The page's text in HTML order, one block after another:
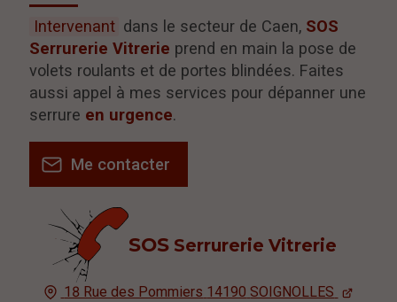
SOSSerrurerie Vitrerie
18 Rue des Pommiers 14190 SOIGNOLLES
Intervenant dans le secteur de Caen, SOS
Serrurerie Vitrerie prend en main la pose de
volets roulants et de portes blindées. Faites
aussi appel à mes services pour dépanner une
serrure en urgence.
Me contacter